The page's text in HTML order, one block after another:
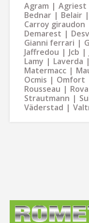
Agram Agriest
Bednar
Belair
Carroy giraudon
Demarest
Gianni ferrari
Jaffredou
Jcb
Lamy
Laverda
Matermacc
Ocmis
Omfort
Rousseau
Strautmann
Väderstad